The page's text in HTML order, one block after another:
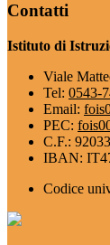
Contatti
Istituto di
Viale
Tel: 0543-
Email:
PEC:
C.F.:
IBAN:
Codice